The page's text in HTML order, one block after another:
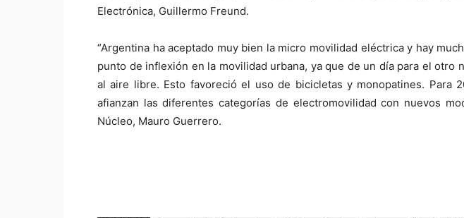
Electrónica, Guillermo Freund.
“Argentina ha aceptado muy bien la micro movilidad eléctrica y hay
punto de inflexión en la movilidad urbana, ya que de un día para el
al aire libre. Esto favoreció el uso de bicicletas y monopatines. Para
afianzan las diferentes categorías de electromovilidad con nuevos
Núcleo, Mauro Guerrero.